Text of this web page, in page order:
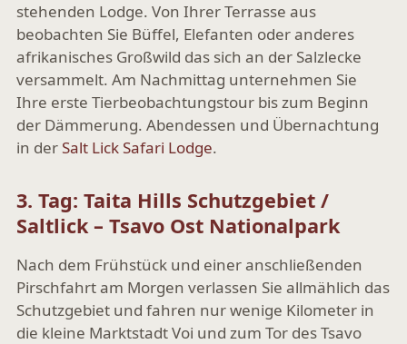
stehenden Lodge. Von Ihrer Terrasse aus
beobachten Sie Büffel, Elefanten oder anderes
afrikanisches Großwild das sich an der Salzlecke
versammelt. Am Nachmittag unternehmen Sie
Ihre erste Tierbeobachtungstour bis zum Beginn
der Dämmerung. Abendessen und Übernachtung
in derSalt Lick Safari Lodge.
3. Tag: Taita Hills Schutzgebiet /
Saltlick – Tsavo Ost Nationalpark
Nach dem Frühstück und einer anschließenden
Pirschfahrt am Morgen verlassen Sie allmählich das
Schutzgebiet und fahren nur wenige Kilometer in
die kleine Marktstadt Voi und zum Tor des Tsavo